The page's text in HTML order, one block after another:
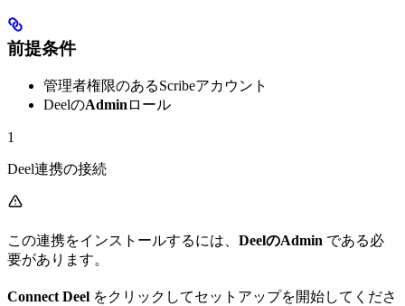
前提条件
管理者権限のあるScribeアカウント
DeelのAdmin ロール
1
Deel連携の接続
この連携をインストールするには、 DeelのAdmin である必
要があります。
Connect Deel をクリックしてセットアップを開始してくださ